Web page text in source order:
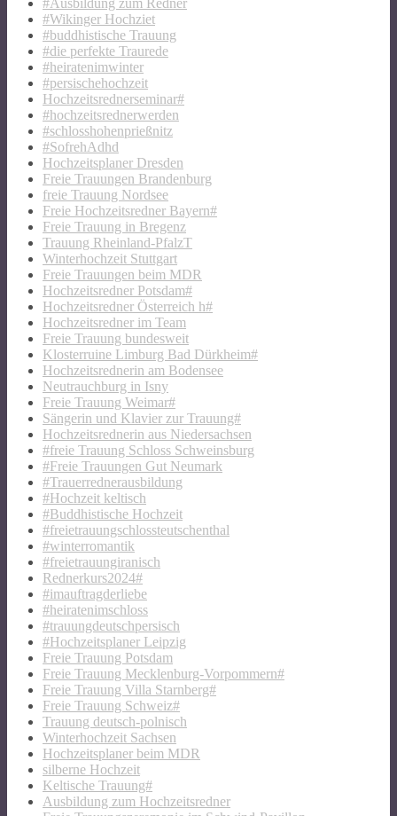
#Ausbildung zum Redner
#Wikinger Hochziet
#buddhistische Trauung
#die perfekte Traurede
#heiratenimwinter
#persischehochzeit
Hochzeitsrednerseminar#
#hochzeitsrednerwerden
#schlosshohenprießnitz
#SofrehAdhd
Hochzeitsplaner Dresden
Freie Trauungen Brandenburg
freie Trauung Nordsee
Freie Hochzeitsredner Bayern#
Freie Trauung in Bregenz
Trauung Rheinland-PfalzT
Winterhochzeit Stuttgart
Freie Trauungen beim MDR
Hochzeitsredner Potsdam#
Hochzeitsredner Österreich h#
Hochzeitsredner im Team
Freie Trauung bundesweit
Klosterruine Limburg Bad Dürkheim#
Hochzeitsrednerin am Bodensee
Neutrauchburg in Isny
Freie Trauung Weimar#
Sängerin und Klavier zur Trauung#
Hochzeitsrednerin aus Niedersachsen
#freie Trauung Schloss Schweinsburg
#Freie Trauungen Gut Neumark
#Trauerrednerausbildung
#Hochzeit keltisch
#Buddhistische Hochzeit
#freietrauungschlossteutschenthal
#winterromantik
#freietrauungiranisch
Rednerkurs2024#
#imauftragderliebe
#heiratenimschloss
#trauungdeutschpersisch
#Hochzeitsplaner Leipzig
Freie Trauung Potsdam
Freie Trauung Mecklenburg-Vorpommern#
Freie Trauung Villa Starnberg#
Freie Trauung Schweiz#
Trauung deutsch-polnisch
Winterhochzeit Sachsen
Hochzeitsplaner beim MDR
silberne Hochzeit
Keltische Trauung#
Ausbildung zum Hochzeitsredner